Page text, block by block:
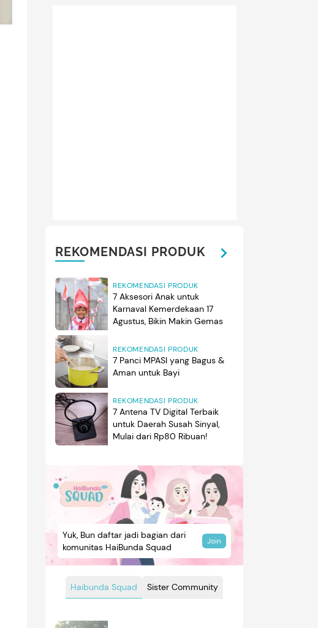
REKOMENDASI PRODUK
REKOMENDASI PRODUK
7 Aksesori Anak untuk
Karnaval Kemerdekaan 17
Agustus, Bikin Makin Gemas
REKOMENDASI PRODUK
7 Panci MPASI yang Bagus &
Aman untuk Bayi
REKOMENDASI PRODUK
7 Antena TV Digital Terbaik
untuk Daerah Susah Sinyal,
Mulai dari Rp80 Ribuan!
Haibunda Squad Sister Community
Yuk, Bun daftar jadi bagian dari
komunitas HaiBunda Squad
Join